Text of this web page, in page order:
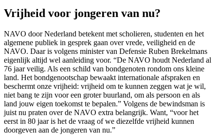
Vrijheid voor jongeren van nu?
NAVO door Nederland betekent met scholieren, studenten en het
algemene publiek in gesprek gaan over vrede, veiligheid en de
NAVO. Daar is volgens minister van Defensie Ruben Brekelmans
eigenlijk altijd wel aanleiding voor. “De NAVO houdt Nederland al
76 jaar veilig. Als een schild van bondgenoten rondom ons kleine
land. Het bondgenootschap bewaakt internationale afspraken en
beschermt onze vrijheid: vrijheid om te kunnen zeggen wat je wil,
niet bang te zijn voor een groter buurland, om als persoon en als
land jouw eigen toekomst te bepalen.” Volgens de bewindsman is
juist nu praten over de NAVO extra belangrijk. Want, “voor het
eerst in 80 jaar is het de vraag of we diezelfde vrijheid kunnen
doorgeven aan de jongeren van nu.”